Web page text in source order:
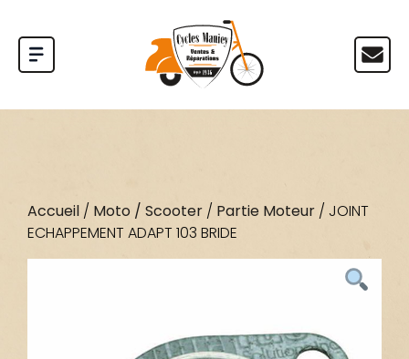
Accueil / Moto / Scooter / Partie Moteur / JOINT
ECHAPPEMENT ADAPT 103 BRIDE